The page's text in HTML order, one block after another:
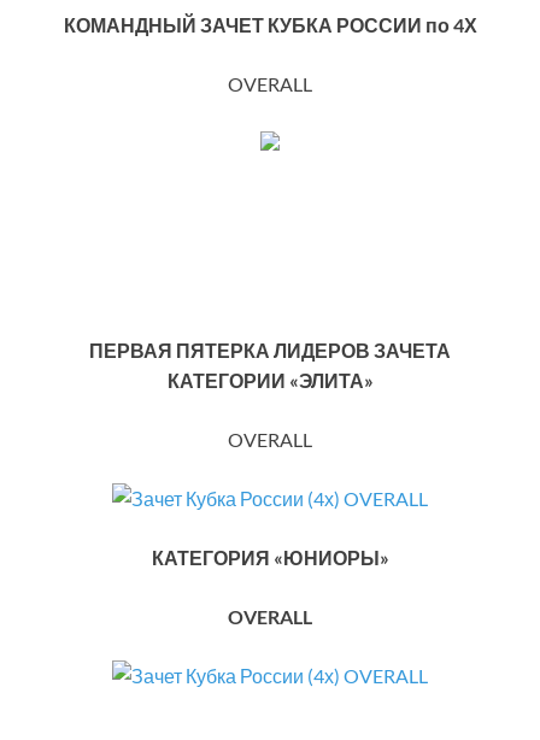
КОМАНДНЫЙ ЗАЧЕТ КУБКА РОССИИ по 4Х
OVERALL
ПЕРВАЯ ПЯТЕРКА ЛИДЕРОВ ЗАЧЕТА
КАТЕГОРИИ «ЭЛИТА»
OVERALL
КАТЕГОРИЯ «ЮНИОРЫ»
OVERALL